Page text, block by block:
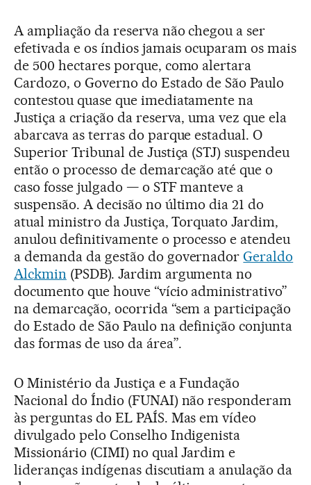
A ampliação da reserva não chegou a ser
efetivada e os índios jamais ocuparam os mais
de 500 hectares porque, como alertara
Cardozo, o Governo do Estado de São Paulo
contestou quase que imediatamente na
Justiça a criação da reserva, uma vez que ela
abarcava as terras do parque estadual. O
Superior Tribunal de Justiça (STJ) suspendeu
então o processo de demarcação até que o
caso fosse julgado — o STF manteve a
suspensão. A decisão no último dia 21 do
atual ministro da Justiça, Torquato Jardim,
anulou definitivamente o processo e atendeu
a demanda da gestão do governadorGeraldo
Alckmin (PSDB). Jardim argumenta no
documento que houve “vício administrativo”
na demarcação, ocorrida “sem a participação
do Estado de São Paulo na definição conjunta
das formas de uso da área”.
O Ministério da Justiça e a Fundação
Nacional do Índio (FUNAI) não responderam
às perguntas do EL PAÍS. Mas em vídeo
divulgado pelo Conselho Indigenista
Missionário (CIMI) no qual Jardim e
lideranças indígenas discutiam a anulação da